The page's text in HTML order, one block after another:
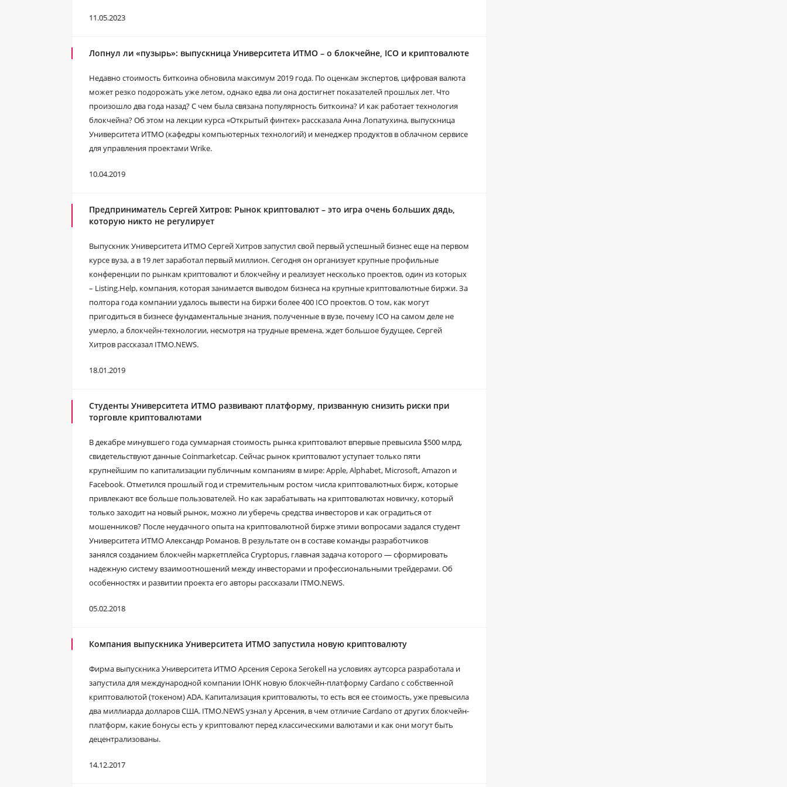
11.05.2023
Лопнул ли «пузырь»: выпускница Университета ИТМО – о блокчейне, ICO и криптовалюте
Недавно стоимость биткоина обновила максимум 2019 года. По оценкам экспертов, цифровая валюта
может резко подорожать уже летом, однако едва ли она достигнет показателей прошлых лет. Что
произошло два года назад? С чем была связана популярность биткоина? И как работает технология
блокчейна? Об этом на лекции курса «Открытый финтех» рассказала Анна Лопатухина, выпускница
Университета ИТМО (кафедры компьютерных технологий) и менеджер продуктов в облачном сервисе
для управления проектами Wrike.
10.04.2019
Предприниматель Сергей Хитров: Рынок криптовалют – это игра очень больших дядь,
которую никто не регулирует
Выпускник Университета ИТМО Сергей Хитров запустил свой первый успешный бизнес еще на первом
курсе вуза, а в 19 лет заработал первый миллион. Сегодня он организует крупные профильные
конференции по рынкам криптовалют и блокчейну и реализует несколько проектов, один из которых
– Listing.Help, компания, которая занимается выводом бизнеса на крупные криптовалютные биржи. За
полтора года компании удалось вывести на биржи более 400 ICO проектов. О том, как могут
пригодиться в бизнесе фундаментальные знания, полученные в вузе, почему ICO на самом деле не
умерло, а блокчейн-технологии, несмотря на трудные времена, ждет большое будущее, Сергей
Хитров рассказал ITMO.NEWS.
18.01.2019
Студенты Университета ИТМО развивают платформу, призванную снизить риски при
торговле криптовалютами
В декабре минувшего года суммарная стоимость рынка криптовалют впервые превысила $500 млрд,
свидетельствуют данные Coinmarketcap. Сейчас рынок криптовалют уступает только пяти
крупнейшим по капитализации публичным компаниям в мире: Apple, Alphabet, Microsoft, Amazon и
Facebook. Отметился прошлый год и стремительным ростом числа криптовалютных бирж, которые
привлекают все больше пользователей. Но как зарабатывать на криптовалютах новичку, который
только заходит на новый рынок, можно ли уберечь средства инвесторов и как оградиться от
мошенников? После неудачного опыта на криптовалютной бирже этими вопросами задался студент
Университета ИТМО Александр Романов. В результате он в составе команды разработчиков
занялся созданием блокчейн маркетплейса Cryptopus, главная задача которого — сформировать
надежную систему взаимоотношений между инвесторами и профессиональными трейдерами. Об
особенностях и развитии проекта его авторы рассказали ITMO.NEWS.
05.02.2018
Компания выпускника Университета ИТМО запустила новую криптовалюту
Фирма выпускника Университета ИТМО Арсения Серока Serokell на условиях аутсорса разработала и
запустила для международной компании IOHK новую блокчейн-платформу Cardano с собственной
криптовалютой (токеном) ADA. Капитализация криптовалюты, то есть вся ее стоимость, уже превысила
два миллиарда долларов США. ITMO.NEWS узнал у Арсения, в чем отличие Cardano от других блокчейн-
платформ, какие бонусы есть у криптовалют перед классическими валютами и как они могут быть
децентрализованы.
14.12.2017